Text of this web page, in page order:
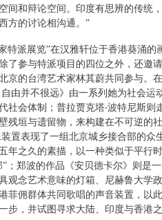
间和辩论空间。印度有思辨的传统
方的讨论相沟通。”
派展览”在汉雅轩位于香港葵涌的
了参与特派项目的四位之外，还邀
京的台湾艺术家林其蔚共同参与。
由并不很远》由一系列她为社会运
社会体制；普拉贾克塔‧波特尼斯则
残垣与遗留物，来构建在不可逆的
置表现了一组北京城乡接合部的众
年之久的素描，以一种类似于平行
；郑波的作品《安贝德卡尔》则是
观念艺术意味的灯箱、尼赫鲁大学
菲佣群体共同歌唱的声音装置，以
步，并试图寻求大陆、印度与香港